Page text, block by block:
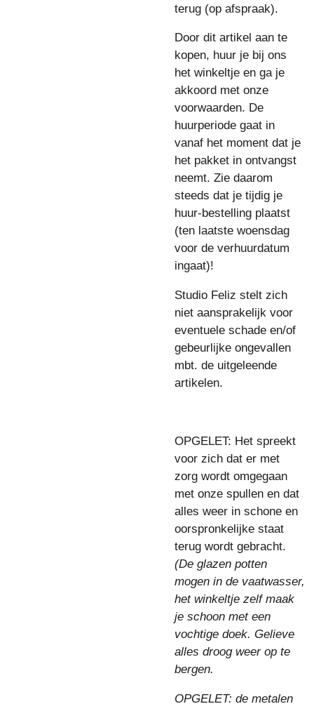
terug (op afspraak).
Door dit artikel aan te
kopen, huur je bij ons
het winkeltje en ga je
akkoord met onze
voorwaarden. De
huurperiode gaat in
vanaf het moment dat je
het pakket in ontvangst
neemt. Zie daarom
steeds dat je tijdig je
huur-bestelling plaatst
(ten laatste woensdag
voor de verhuurdatum
ingaat)!
Studio Feliz stelt zich
niet aansprakelijk voor
eventuele schade en/of
gebeurlijke ongevallen
mbt. de uitgeleende
artikelen.
OPGELET: Het spreekt
voor zich dat er met
zorg wordt omgegaan
met onze spullen en dat
alles weer in schone en
oorspronkelijke staat
terug wordt gebracht.
(De glazen potten
mogen in de vaatwasser,
het winkeltje zelf maak
je schoon met een
vochtige doek. Gelieve
alles droog weer op te
bergen.
OPGELET: de metalen